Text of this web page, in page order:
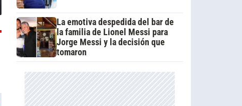
La emotiva despedida del bar de
la familia de Lionel Messi para
Jorge Messi y la decisión que
tomaron